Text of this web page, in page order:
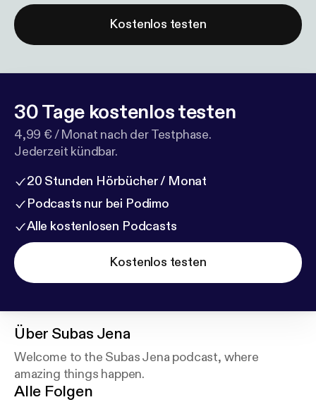
Kostenlos testen
30 Tage kostenlos testen
4,99 € / Monat nach der Testphase.
Jederzeit kündbar.
20 Stunden Hörbücher / Monat
Podcasts nur bei Podimo
Alle kostenlosen Podcasts
Kostenlos testen
Über Subas Jena
Welcome to the Subas Jena podcast, where
amazing things happen.
Alle Folgen